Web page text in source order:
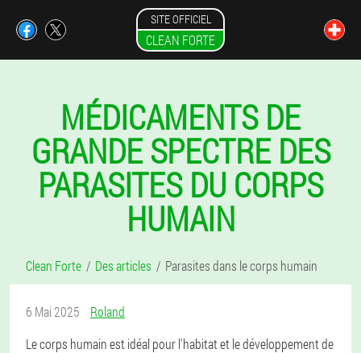
SITE OFFICIEL
CLEAN FORTE
MÉDICAMENTS DE
GRANDE SPECTRE DES
PARASITES DU CORPS
HUMAIN
Clean Forte Des articles Parasites dans le corps humain
6 Mai 2025
Roland
Le corps humain est idéal pour l'habitat et le développement de